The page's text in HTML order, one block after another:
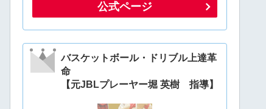
公式ページ
バスケットボール・ドリブル上達革
命
【元JBLプレーヤー堀 英樹 指導】